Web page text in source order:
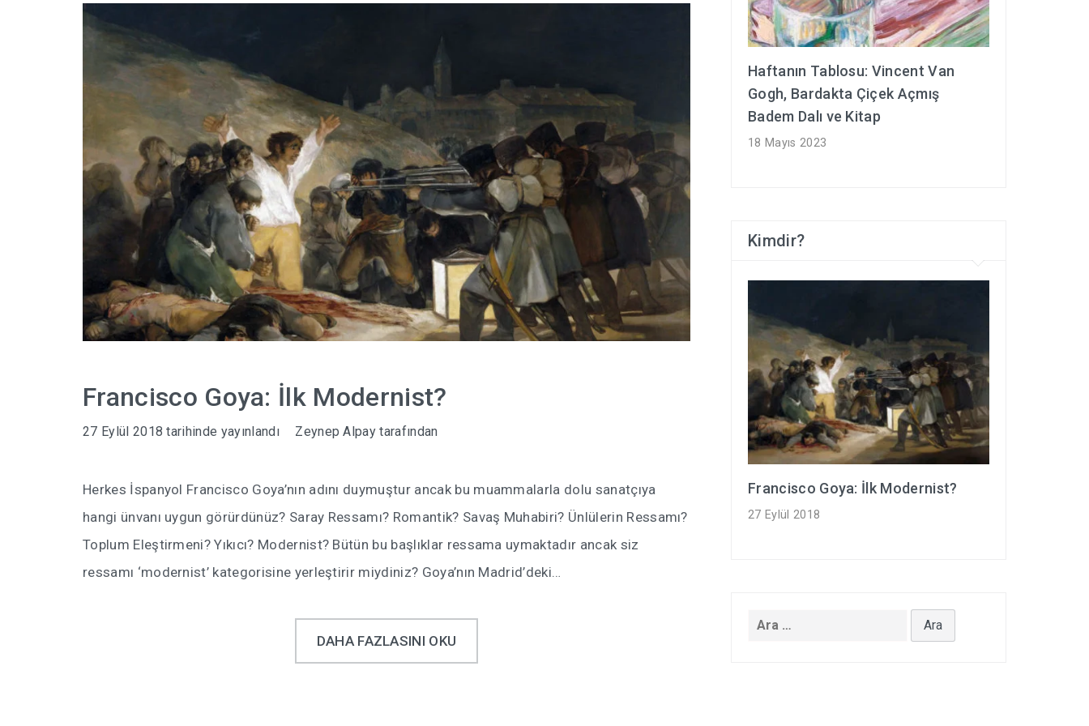
Francisco Goya: İlk Modernist?
27 Eylül 2018 tarihinde yayınlandı Zeynep Alpay tarafından
Herkes İspanyol Francisco Goya’nın adını duymuştur ancak bu muammalarla dolu sanatçıya
hangi ünvanı uygun görürdünüz? Saray Ressamı? Romantik? Savaş Muhabiri? Ünlülerin Ressamı?
Toplum Eleştirmeni? Yıkıcı? Modernist? Bütün bu başlıklar ressama uymaktadır ancak siz
ressamı ‘modernist’ kategorisine yerleştirir miydiniz? Goya’nın Madrid’deki…
DAHA FAZLASINI OKU
Haftanın Tablosu: Vincent Van
Gogh, Bardakta Çiçek Açmış
Badem Dalı ve Kitap
18 Mayıs 2023
Kimdir?
Francisco Goya: İlk Modernist?
27 Eylül 2018
Arama: